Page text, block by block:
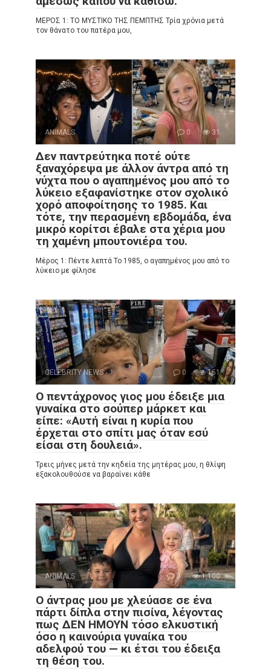
ΜΕΡΟΣ 1: ΤΟ ΜΥΣΤΙΚΟ ΤΗΣ ΠΕΜΠΤΗΣ Τρία χρόνια μετά
τον θάνατο του πατέρα μου,
ANIMALS 0 31
Δεν παντρεύτηκα ποτέ ούτε
ξαναχόρεψα με άλλον άντρα από τη
νύχτα που ο αγαπημένος μου από το
λύκειο εξαφανίστηκε στον σχολικό
χορό αποφοίτησης το 1985. Και
τότε, την περασμένη εβδομάδα, ένα
μικρό κορίτσι έβαλε στα χέρια μου
τη χαμένη μπουτονιέρα του.
Μέρος 1: Πέντε λεπτά Το 1985, ο αγαπημένος μου από το
λύκειο με φίλησε
CELEBRITY NEWS 0 151
Ο πεντάχρονος γιος μου έδειξε μια
γυναίκα στο σούπερ μάρκετ και
είπε: «Αυτή είναι η κυρία που
έρχεται στο σπίτι μας όταν εσύ
είσαι στη δουλειά».
Τρεις μήνες μετά την κηδεία της μητέρας μου, η θλίψη
εξακολουθούσε να βαραίνει κάθε
ANIMALS 0 1,100
Ο άντρας μου με χλεύασε σε ένα
πάρτι δίπλα στην πισίνα, λέγοντας
πως ΔΕΝ ΗΜΟΥΝ τόσο ελκυστική
όσο η καινούρια γυναίκα του
αδελφού του — κι έτσι του έδειξα
τη θέση του.